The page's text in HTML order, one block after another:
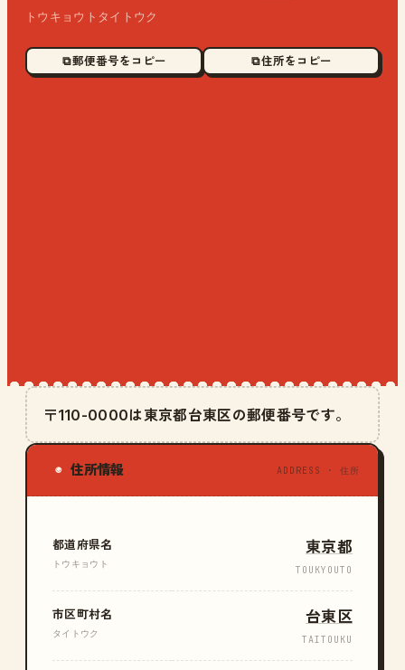
トウキョウトタイトウク
⧉ 郵便番号をコピー ⧉ 住所をコピー
〒110-0000は東京都台東区の郵便番号です。
◉ 住所情報 ADDRESS · 住所
都道府県名
トウキョウト
東京都
TOUKYOUTO
市区町村名
タイトウク
台東区
TAITOUKU